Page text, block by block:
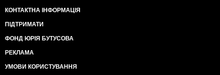
КОНТАКТНА ІНФОРМАЦІЯ
ПІДТРИМАТИ
ФОНД ЮРІЯ БУТУСОВА
РЕКЛАМА
УМОВИ КОРИСТУВАННЯ